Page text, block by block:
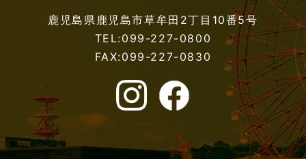
鹿児島県鹿児島市草牟田2丁目10番5号
TEL:099-227-0800
FAX:099-227-0830